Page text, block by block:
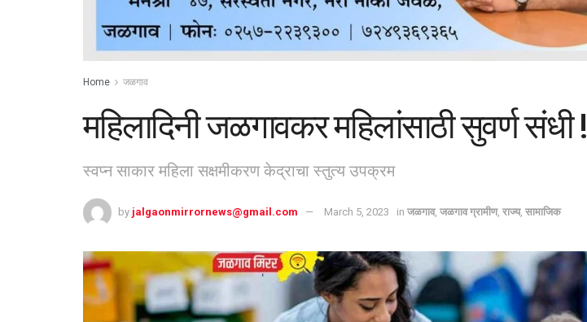
Home जळगाव
महिलादिनी जळगावकर महिलांसाठी सुवर्ण संधी !
स्वप्न साकार महिला सक्षमीकरण केद्राचा स्तुत्य उपक्रम
by jalgaonmirrornews@gmail.com March 5, 2023 in जळगाव, जळगाव ग्रामीण, राज्य, सामाजिक